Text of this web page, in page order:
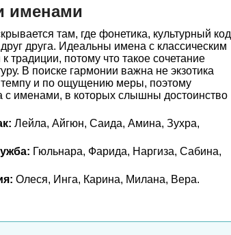
именами
там, где фонетика, культурный код
друга. Идеальны имена с классическим
традиции, потому что такое сочетание
В поиске гармонии важна не экзотика
темпу и по ощущению меры, поэтому
с именами, в которых слышны достоинство
Лейла, Айгюн, Саида, Амина, Зухра,
Гюльнара, Фарида, Наргиза, Сабина,
Олеся, Инга, Карина, Милана, Вера.